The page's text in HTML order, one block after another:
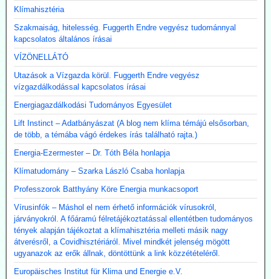
Klímahisztéria
Szakmaiság, hitelesség. Fuggerth Endre vegyész tudománnyal
kapcsolatos általános írásai
VÍZÖNELLÁTÓ
Utazások a Vízgazda körül. Fuggerth Endre vegyész
vízgazdálkodással kapcsolatos írásai
Energiagazdálkodási Tudományos Egyesület
Lift Instinct – Adatbányászat (A blog nem klíma témájú elsősorban,
de több, a témába vágó érdekes írás található rajta.)
Energia-Ezermester – Dr. Tóth Béla honlapja
Klímatudomány – Szarka László Csaba honlapja
Professzorok Batthyány Köre Energia munkacsoport
Vírusinfók – Máshol el nem érhető információk vírusokról,
járványokról. A főáramú félretájékoztatással ellentétben tudományos
tények alapján tájékoztat a klímahisztéria melleti másik nagy
átverésről, a Covidhisztériáról. Mivel mindkét jelenség mögött
ugyanazok az erők állnak, döntöttünk a link közzétételéről.
Europäisches Institut für Klima und Energie e.V.